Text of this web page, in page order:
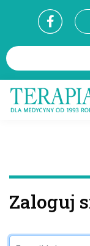
Zaloguj